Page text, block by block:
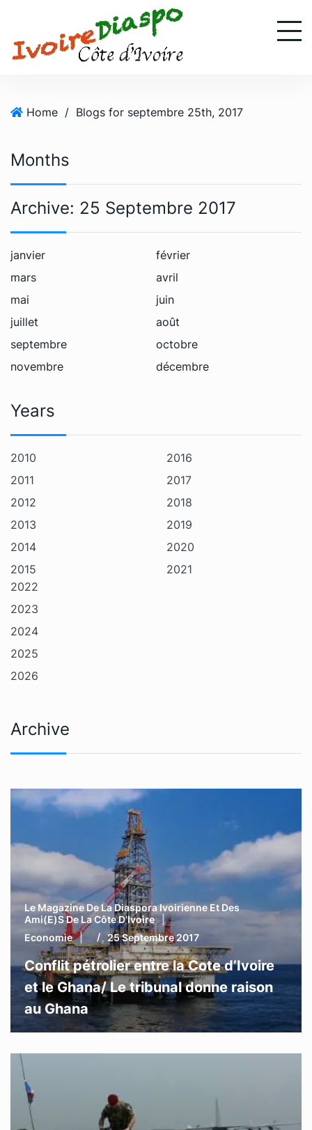
Home / Blogs for septembre 25th, 2017
Months
Archive: 25 Septembre 2017
janvier
février
mars
avril
mai
juin
juillet
août
septembre
octobre
novembre
décembre
Years
2010
2011
2012
2013
2014
2015
2016
2017
2018
2019
2020
2021
2022
2023
2024
2025
2026
Archive
Le Magazine De La Diaspora Ivoirienne Et Des
Ami(e)s De La Côte D’Ivoire
Economie
25 Septembre 2017
Conflit pétrolier entre la Cote d’Ivoire
et le Ghana/ Le tribunal donne raison
au Ghana